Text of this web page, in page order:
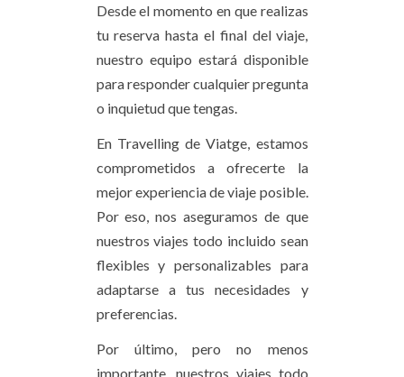
Desde el momento en que realizas
tu reserva hasta el final del viaje,
nuestro equipo estará disponible
para responder cualquier pregunta
o inquietud que tengas.
En Travelling de Viatge, estamos
comprometidos a ofrecerte la
mejor experiencia de viaje posible.
Por eso, nos aseguramos de que
nuestros viajes todo incluido sean
flexibles y personalizables para
adaptarse a tus necesidades y
preferencias.
Por último, pero no menos
importante, nuestros viajes todo